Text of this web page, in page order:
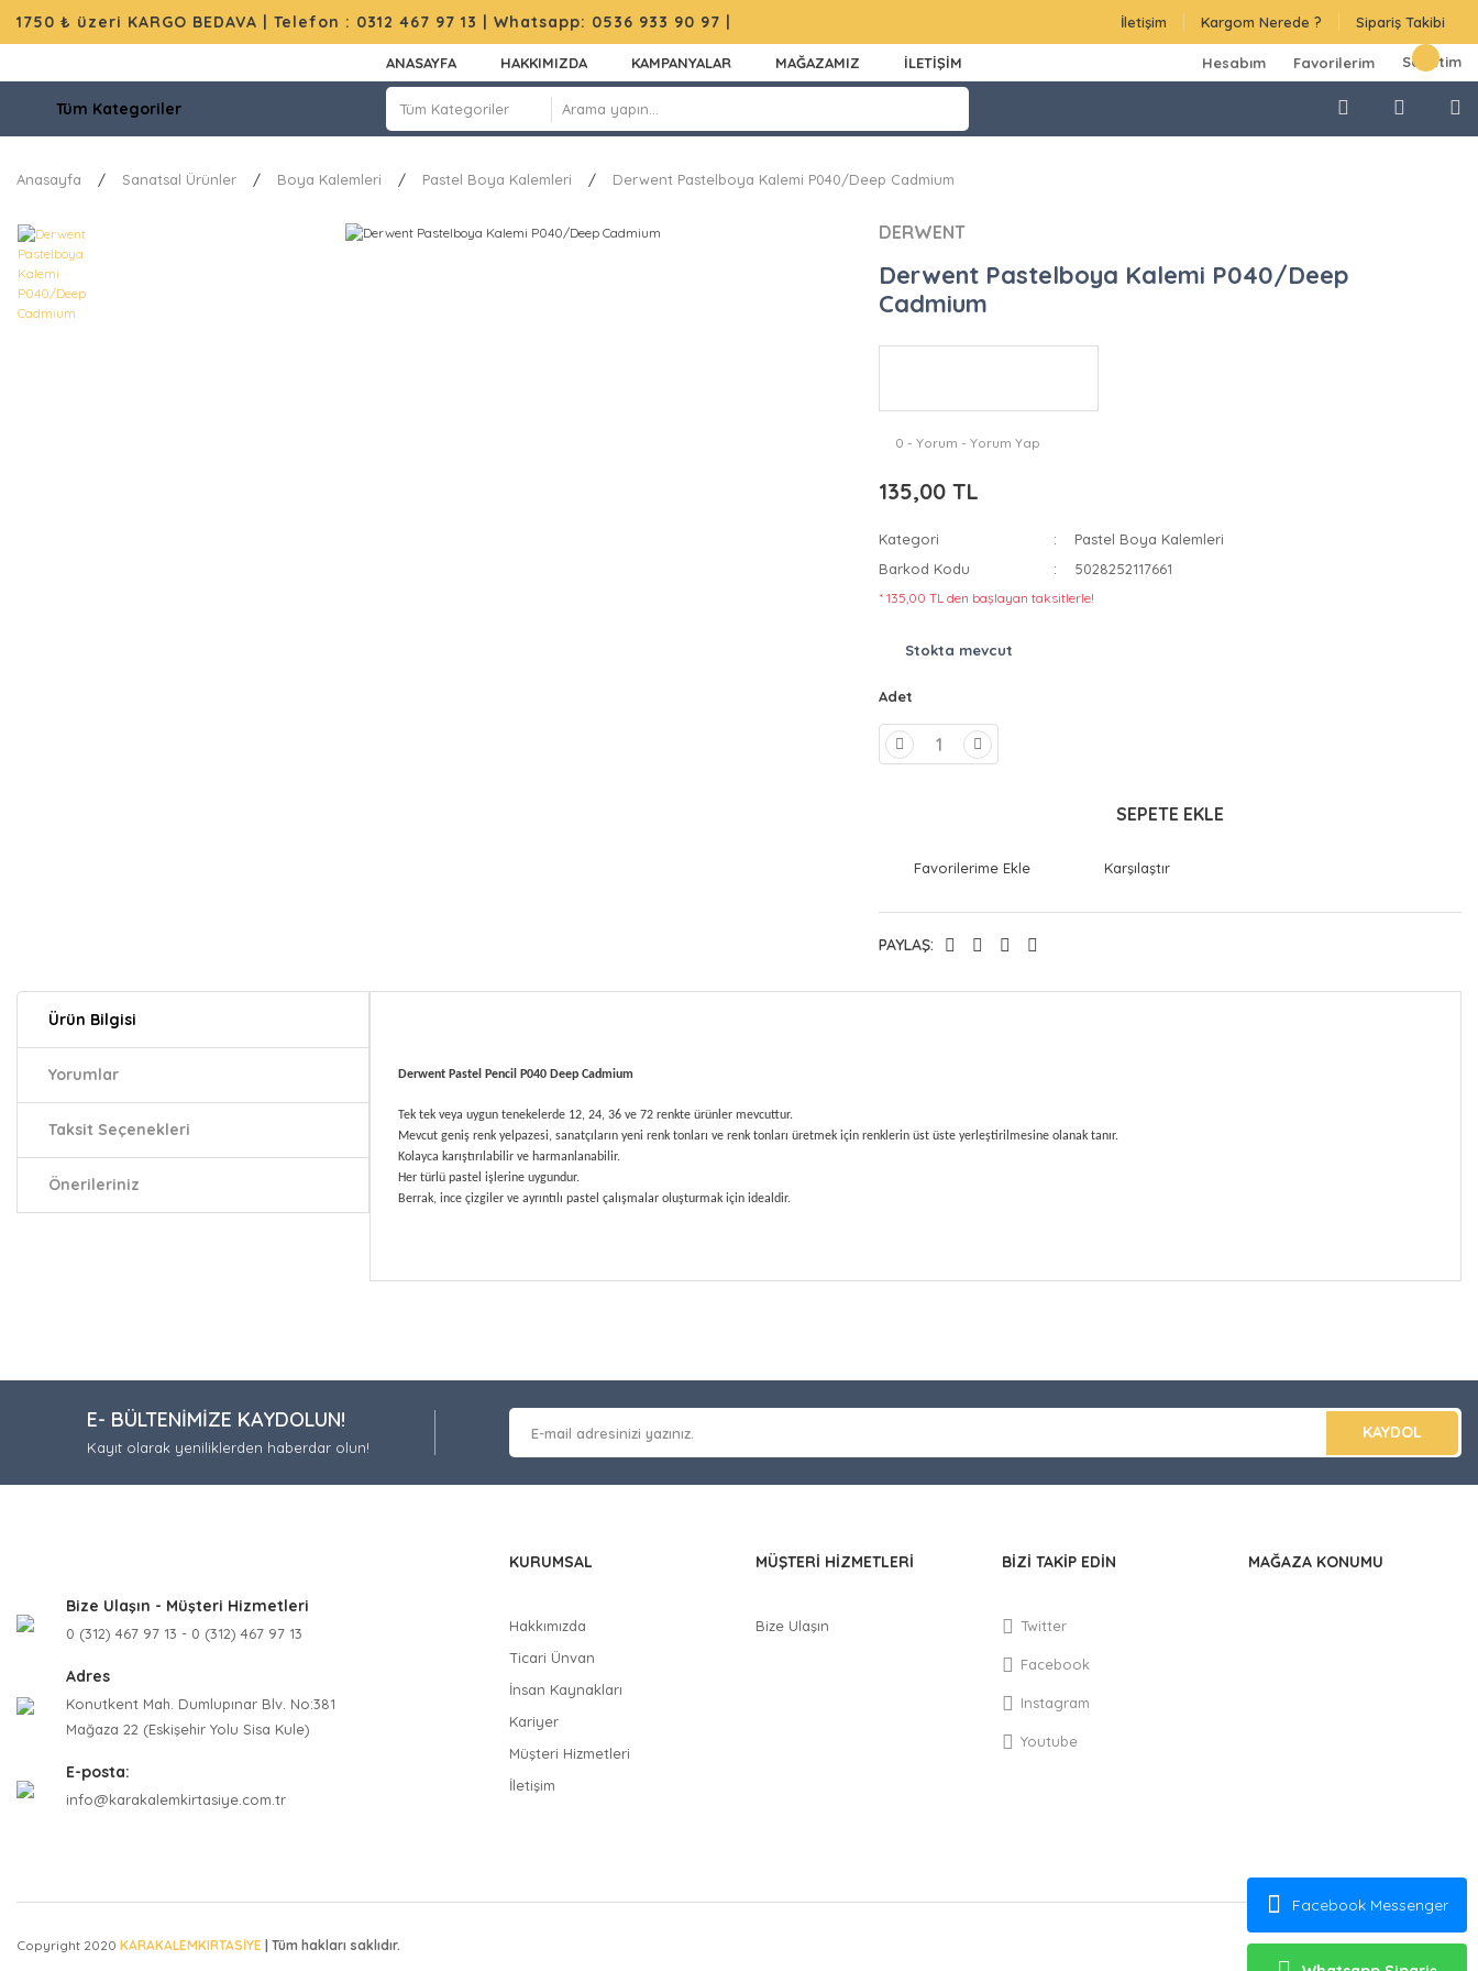
Facebook Messenger
1750 ₺ üzeri KARGO BEDAVA | Telefon : 0312 467 97 13 | Whatsapp: 0536 933 90 97 | İletişim Kargom Nerede ? Sipariş Takibi
ANASAYFA HAKKIMIZDA KAMPANYALAR MAĞAZAMIZ İLETİŞİM Hesabım Favorilerim Sepetim
Tüm Kategoriler
Anasayfa Sanatsal Ürünler Boya Kalemleri Pastel Boya Kalemleri Derwent Pastelboya Kalemi P040/Deep Cadmium
DERWENT
Derwent Pastelboya Kalemi P040/Deep
Cadmium
0 - Yorum - Yorum Yap
135,00 TL
Kategori
Pastel Boya Kalemleri
Barkod Kodu
5028252117661
* 135,00 TL den başlayan taksitlerle!
Stokta mevcut
Adet
SEPETE EKLE
Karşılaştır
PAYLAŞ:
Ürün Bilgisi
Yorumlar
Taksit Seçenekleri
Önerileriniz
Derwent Pastel Pencil P040 Deep Cadmium
Tek tek veya uygun tenekelerde 12, 24, 36 ve 72 renkte ürünler mevcuttur.
Mevcut geniş renk yelpazesi, sanatçıların yeni renk tonları ve renk tonları üretmek için renklerin üst üste yerleştirilmesine olanak tanır.
Kolayca karıştırılabilir ve harmanlanabilir.
Her türlü pastel işlerine uygundur.
Berrak, ince çizgiler ve ayrıntılı pastel çalışmalar oluşturmak için idealdir.
Ürün açıklamasında eksik bilgiler bulunuyor.
Ürün bilgilerinde hatalar bulunuyor.
Ürün fiyatı diğer sitelerden daha pahalı.
E- BÜLTENİMİZE KAYDOLUN!
Kayıt olarak yeniliklerden haberdar olun!
KAYDOL
Bize Ulaşın - Müşteri Hizmetleri
0 (312) 467 97 13 - 0 (312) 467 97 13
Adres
Konutkent Mah. Dumlupınar Blv. No:381
Mağaza 22 (Eskişehir Yolu Sisa Kule)
E-posta:
info@karakalemkirtasiye.com.tr
KURUMSAL
Hakkımızda
Ticari Ünvan
İnsan Kaynakları
Kariyer
Müşteri Hizmetleri
İletişim
MÜŞTERİ HİZMETLERİ
Bize Ulaşın
BİZİ TAKİP EDİN
Twitter
Facebook
Instagram
Youtube
MAĞAZA KONUMU
Copyright 2020 KARAKALEMKIRTASİYE | Tüm hakları saklıdır.